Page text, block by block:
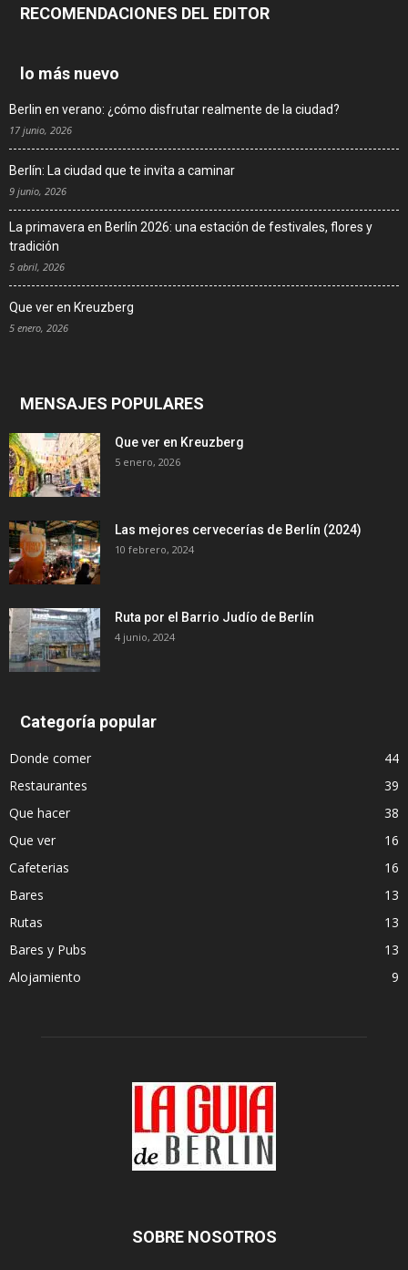
RECOMENDACIONES DEL EDITOR
lo más nuevo
Berlin en verano: ¿cómo disfrutar realmente de la ciudad?
17 junio, 2026
Berlín: La ciudad que te invita a caminar
9 junio, 2026
La primavera en Berlín 2026: una estación de festivales, flores y
tradición
5 abril, 2026
Que ver en Kreuzberg
5 enero, 2026
MENSAJES POPULARES
Que ver en Kreuzberg
5 enero, 2026
Las mejores cervecerías de Berlín (2024)
10 febrero, 2024
Ruta por el Barrio Judío de Berlín
4 junio, 2024
Categoría popular
Donde comer
44
Restaurantes
39
Que hacer
38
Que ver
16
Cafeterias
16
Bares
13
Rutas
13
Bares y Pubs
13
Alojamiento
9
SOBRE NOSOTROS